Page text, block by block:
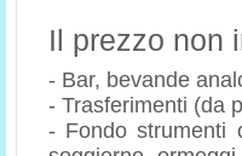
Il prezzo non
- Bar, bevande
- Trasferimenti (da
- Fondo strumenti